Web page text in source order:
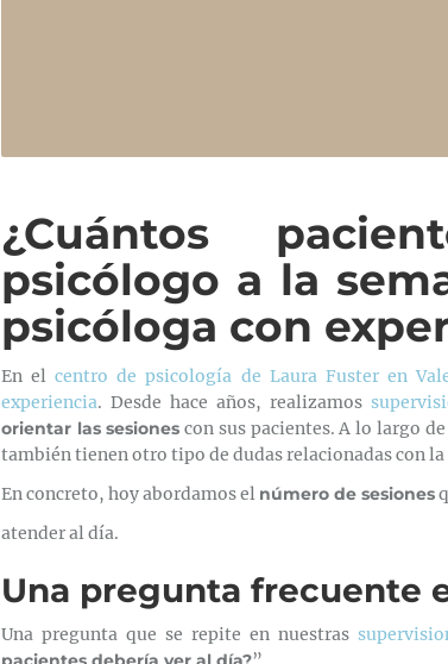
¿Cuántos
psicólogo a la
psicóloga con
En elcentro de psicología de Laura Fuster en
experiencia. Desde hace años, realizamos
orientar las sesiones con sus pacientes. A lo largo
también tienen otro tipo de dudas relacionadas con
En concreto, hoy abordamos el número de sesiones
atender al día.
Una pregunta frecuente
Una pregunta que se repite en nuestras